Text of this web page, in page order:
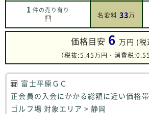
1 件の売り有り
名変料33万
価格目安 6 万円 (税
（税抜:5.45万円・消費税
富士平原ＧＣ
正会員の入会にかかる総額に近い価格帯
ゴルフ場 対象エリア > 静岡